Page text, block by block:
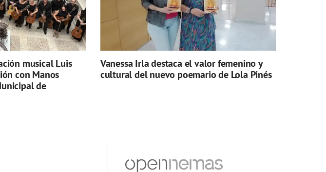
musical Luis
con Manos
de
Vanessa Irla destaca el valor femenino y
cultural del nuevo poemario de Lola Pinés